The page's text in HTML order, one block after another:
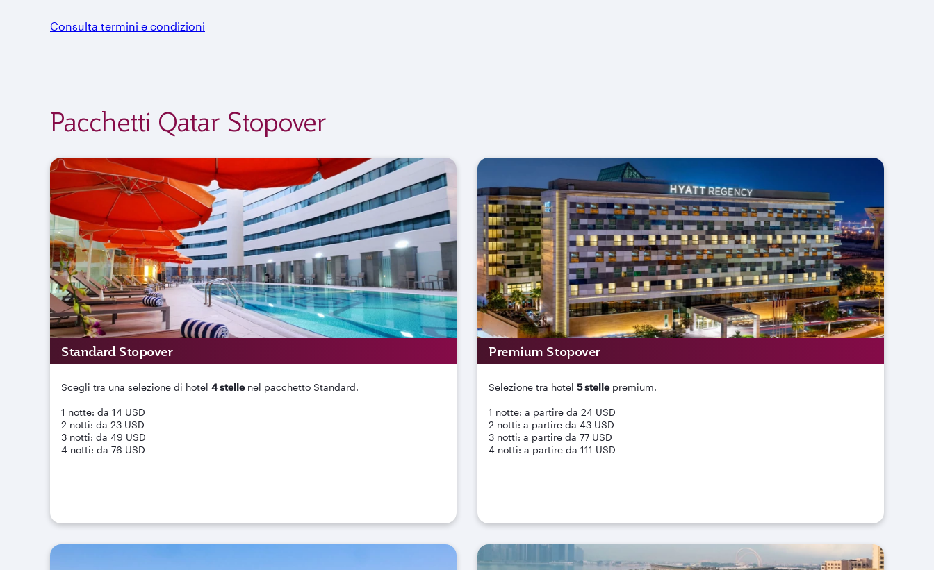
Consulta termini e condizioni
Pacchetti Qatar Stopover
Standard Stopover
Scegli tra una selezione di hotel 4 stellenel pacchetto Standard.
1 notte: da 14 USD
2 notti: da 23 USD
3 notti: da 49 USD
4 notti: da 76 USD
Premium Stopover
Selezione tra hotel 5 stellepremium.
1 notte: a partire da 24 USD
2 notti: a partire da 43 USD
3 notti: a partire da 77 USD
4 notti: a partire da 111 USD